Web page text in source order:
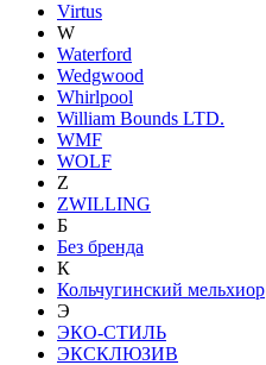
Virtus
W
Waterford
Wedgwood
Whirlpool
William Bounds LTD.
WMF
WOLF
Z
ZWILLING
Б
Без бренда
К
Кольчугинский мельхиор
Э
ЭКО-СТИЛЬ
ЭКСКЛЮЗИВ